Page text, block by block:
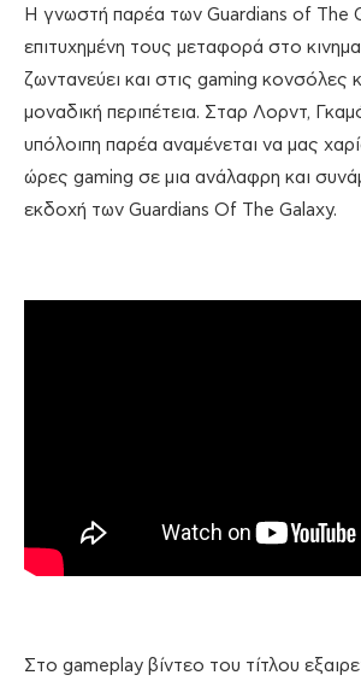
Η γνωστή παρέα των Guardians of The
επιτυχημένη τους μεταφορά στο
ζωντανεύει και στις gaming κονσόλες
μοναδική περιπέτεια. Σταρ Λορντ,
υπόλοιπη παρέα αναμένεται να μας
ώρες gaming σε μια ανάλαφρη και
εκδοχή των Guardians Of The Galaxy.
Στο gameplay βίντεο του τίτλου